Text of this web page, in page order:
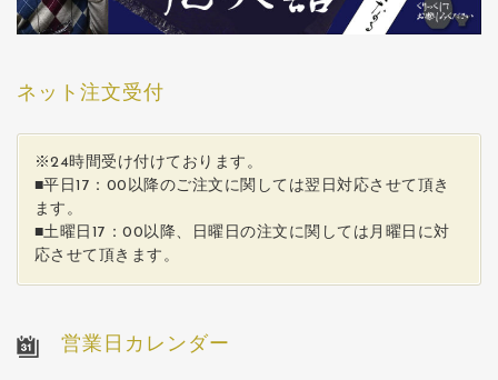
ネット注文受付
※24時間受け付けております。
■平日17：00以降のご注文に関しては翌日対応させて頂き
ます。
■土曜日17：00以降、日曜日の注文に関しては月曜日に対
応させて頂きます。
営業日カレンダー